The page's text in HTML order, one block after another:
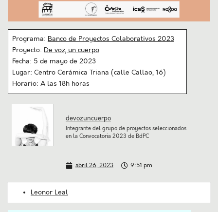
Programa: Banco de Proyectos Colaborativos 2023
Proyecto: De voz, un cuerpo
Fecha: 5 de mayo de 2023
Lugar: Centro Cerámica Triana (calle Callao, 16)
Horario: A las 18h horas
devozuncuerpo
Integrante del grupo de proyectos seleccionados
en la Convocatoria 2023 de BdPC
abril 26, 2023 9:51 pm
Leonor Leal